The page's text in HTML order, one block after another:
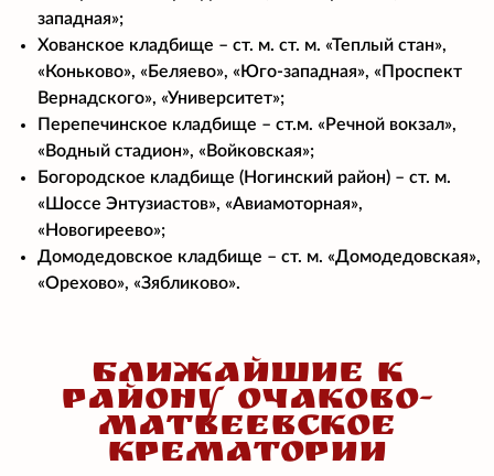
западная»;
Хованское кладбище – ст. м. ст. м. «Теплый стан»,
«Коньково», «Беляево», «Юго-западная», «Проспект
Вернадского», «Университет»;
Перепечинское кладбище – ст.м. «Речной вокзал»,
«Водный стадион», «Войковская»;
Богородское кладбище (Ногинский район) – ст. м.
«Шоссе Энтузиастов», «Авиамоторная»,
«Новогиреево»;
Домодедовское кладбище – ст. м. «Домодедовская»,
«Орехово», «Зябликово».
БЛИЖАЙШИЕ К
РАЙОНУ ОЧАКОВО-
МАТВЕЕВСКОЕ
КРЕМАТОРИИ